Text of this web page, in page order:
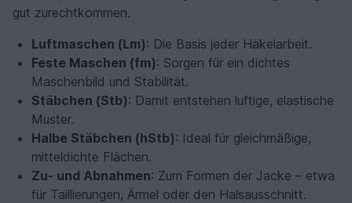
gut zurechtkommen.
Luftmaschen (Lm): Die Basis jeder Häkelarbeit.
Feste Maschen (fm): Sorgen für ein dichtes
Maschenbild und Stabilität.
Stäbchen (Stb): Damit entstehen luftige, elastische
Muster.
Halbe Stäbchen (hStb): Ideal für gleichmäßige,
mitteldichte Flächen.
Zu- und Abnahmen: Zum Formen der Jacke – etwa
für Taillierungen, Ärmel oder den Halsausschnitt.